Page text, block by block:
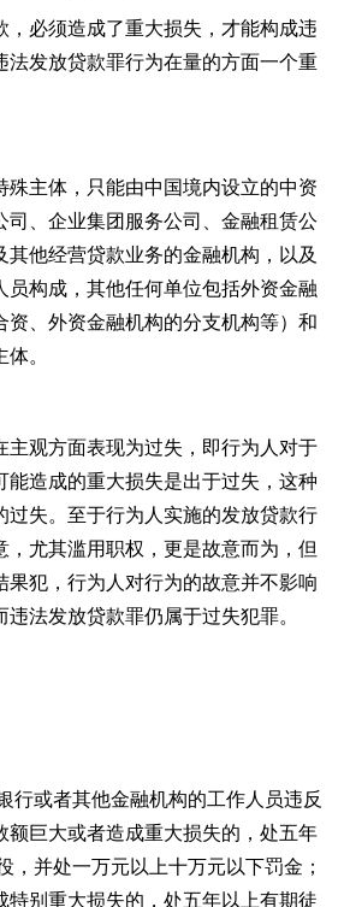
，必须造成了重大损失，才能构成违
法发放贷款罪行为在量的方面一个重
殊主体，只能由中国境内设立的中资
司、企业集团服务公司、金融租赁公
其他经营贷款业务的金融机构，以及
员构成，其他任何单位包括外资金融
资、外资金融机构的分支机构等）和
。
主观方面表现为过失，即行为人对于
能造成的重大损失是出于过失，这种
过失。至于行为人实施的发放贷款行
，尤其滥用职权，更是故意而为，但
果犯，行为人对行为的故意并不影响
法发放贷款罪仍属于过失犯罪。
行或者其他金融机构的工作人员违反
额巨大或者造成重大损失的，处五年
，并处一万元以上十万元以下罚金；
特别重大损失的，处五年以上有期徒